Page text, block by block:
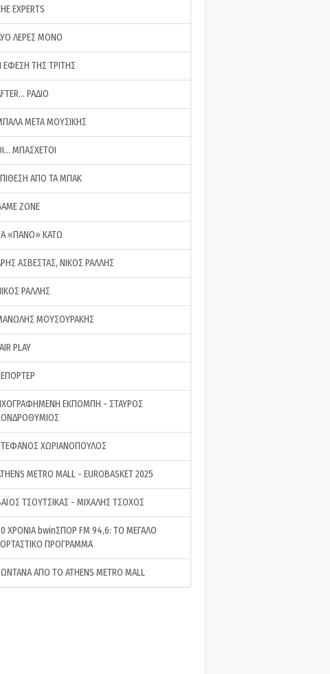
EXPERTS
ΛΕΡΕΣ ΜΟΝΟ
ΕΦΕΣΗ ΤΗΣ ΤΡΙΤΗΣ
ΡΑΔΙΟ
ΜΕΤΑ ΜΟΥΣΙΚΗΣ
ΜΠΑΣΧΕΤΟΙ
ΑΠΟ ΤΑ ΜΠΑΚ
ZONE
«ΠΑΝΟ» ΚΑΤΩ
ΑΣΒΕΣΤΑΣ, ΝΙΚΟΣ ΡΑΛΛΗΣ
ΡΑΛΛΗΣ
ΜΟΥΣΟΥΡΑΚΗΣ
PLAY
ΕΚΠΟΜΠΗ - ΣΤΑΥΡΟΣ
ΧΩΡΙΑΝΟΠΟΥΛΟΣ
METRO MALL - EUROBASKET 2025
ΤΣΟΥΤΣΙΚΑΣ - ΜΙΧΑΛΗΣ ΤΣΟΧΟΣ
ΧΡΟΝΙΑ bwinΣΠΟΡ FM 94,6: ΤΟ ΜΕΓΑΛΟ
ΠΡΟΓΡΑΜΜΑ
ΑΠΟ ΤΟ ATHENS METRO MALL